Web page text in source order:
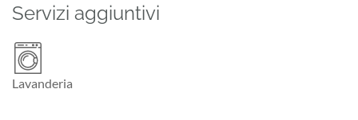
Servizi aggiuntivi
Lavanderia